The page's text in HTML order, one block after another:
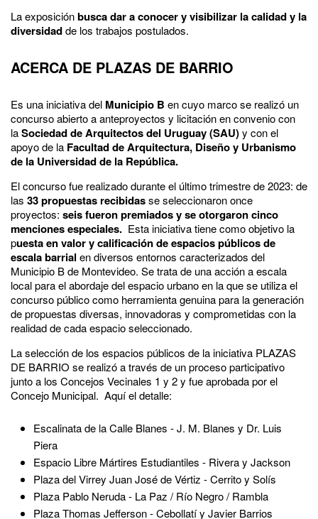
La exposiciónbusca dar a conocer y visibilizar la calidad y la
diversidadde los trabajos postulados.
ACERCA DE PLAZAS DE BARRIO
Es una iniciativa del Municipio B en cuyo marco se realizó un
concurso abierto a anteproyectos y licitación en convenio con
laSociedad de Arquitectos del Uruguay (SAU)y con el
apoyo de la Facultad de Arquitectura, Diseño y Urbanismo
de la Universidad de la República.
El concurso fue realizado durante el último trimestre de 2023: de
las 33 propuestas recibidasse seleccionaron once
proyectos: seis fueron premiados y se otorgaron cinco
menciones especiales. Esta iniciativa tiene como objetivo la
puesta en valor y calificación de espacios públicos de
escala barrial en diversos entornos caracterizados del
Municipio B de Montevideo. Se trata de una acción a escala
local para el abordaje del espacio urbano en la que se utiliza el
concurso público como herramienta genuina para la generación
de propuestas diversas, innovadoras y comprometidas con la
realidad de cada espacio seleccionado.
La selección de los espacios públicos de la iniciativa PLAZAS
DE BARRIO se realizó a través de un proceso participativo
junto a los Concejos Vecinales 1 y 2 y fue aprobada por el
Concejo Municipal. Aquí el detalle:
Escalinata de la Calle Blanes - J. M. Blanes y Dr. Luis
Piera
Espacio Libre Mártires Estudiantiles - Rivera y Jackson
Plaza del Virrey Juan José de Vértiz - Cerrito y Solís
Plaza Pablo Neruda - La Paz / Río Negro / Rambla
Plaza Thomas Jefferson - Cebollatí y Javier Barrios